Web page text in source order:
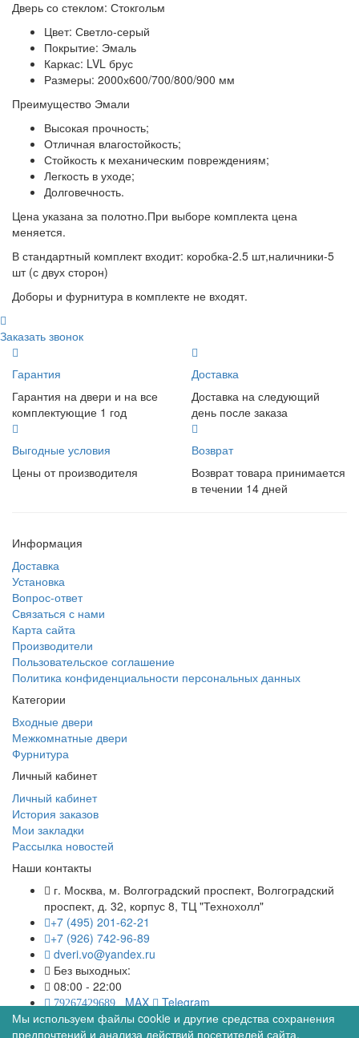
Дверь со стеклом: Стокгольм
Цвет: Светло-серый
Покрытие: Эмаль
Каркас: LVL брус
Размеры: 2000х600/700/800/900 мм
Преимущество Эмали
Высокая прочность;
Отличная влагостойкость;
Стойкость к механическим повреждениям;
Легкость в уходе;
Долговечность.
Цена указана за полотно.При выборе комплекта цена
меняется.
В стандартный комплект входит: коробка-2.5 шт,наличники-5
шт (с двух сторон)
Доборы и фурнитура в комплекте не входят.
Заказать звонок
Гарантия
Гарантия на двери и на все
комплектующие 1 год
Доставка
Доставка на следующий
день после заказа
Выгодные условия
Цены от производителя
Возврат
Возврат товара принимается
в течении 14 дней
Информация
Доставка
Установка
Вопрос-ответ
Связаться с нами
Карта сайта
Производители
Пользовательское соглашение
Политика конфиденциальности персональных данных
Категории
Входные двери
Межкомнатные двери
Фурнитура
Личный кабинет
Личный кабинет
История заказов
Мои закладки
Рассылка новостей
Наши контакты
г. Москва, м. Волгоградский проспект, Волгоградский
проспект, д. 32, корпус 8, ТЦ "Технохолл"
+7 (495) 201-62-21
+7 (926) 742-96-89
dveri.vo@yandex.ru
Без выходных:
08:00 - 22:00
79267429689 MAX
Telegram
© Межкомнатные двери в интернет магазине Двериво
Мы используем файлы cookie и другие средства сохранения
предпочтений и анализа действий посетителей сайта.